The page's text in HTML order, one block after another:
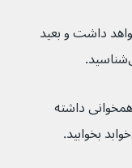
داشت و بعید
داشته